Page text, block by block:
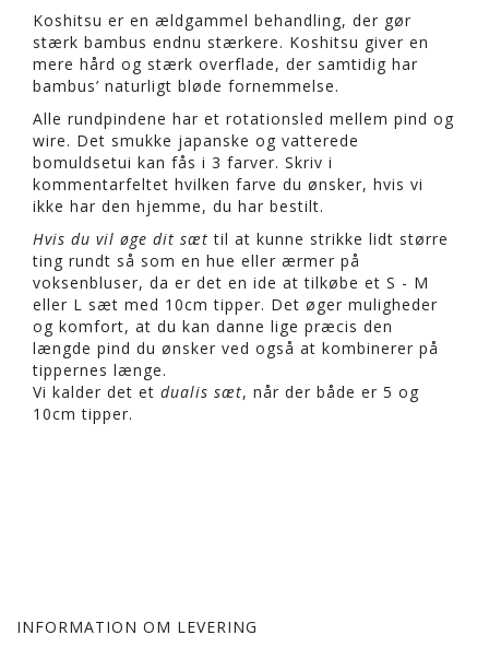
Koshitsu er en ældgammel behandling, der gør
stærk bambus endnu stærkere. Koshitsu giver en
mere hård og stærk overflade, der samtidig har
bambus’ naturligt bløde fornemmelse.
Alle rundpindene har et rotationsled mellem pind og
wire. Det smukke japanske og vatterede
bomuldsetui kan fås i 3 farver. Skriv i
kommentarfeltet hvilken farve du ønsker, hvis vi
ikke har den hjemme, du har bestilt.
Hvis du vil øge dit sæt til at kunne strikke lidt større
ting rundt så som en hue eller ærmer på
voksenbluser, da er det en ide at tilkøbe et S - M
eller L sæt med 10cm tipper. Det øger muligheder
og komfort, at du kan danne lige præcis den
længde pind du ønsker ved også at kombinerer på
tippernes længe.
Vi kalder det et dualis sæt, når der både er 5 og
10cm tipper.
INFORMATION OM LEVERING